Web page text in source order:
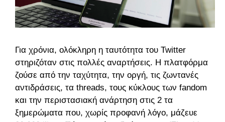
Για χρόνια, ολόκληρη η ταυτότητα του Twitter
στηριζόταν στις πολλές αναρτήσεις. Η πλατφόρμα
ζούσε από την ταχύτητα, την οργή, τις ζωντανές
αντιδράσεις, τα threads, τους κύκλους των fandom
και την περιστασιακή ανάρτηση στις 2 τα
ξημερώματα που, χωρίς προφανή λόγο, μάζευε